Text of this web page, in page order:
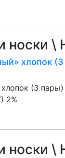
\
хлопок
(3 пары)
2%
\